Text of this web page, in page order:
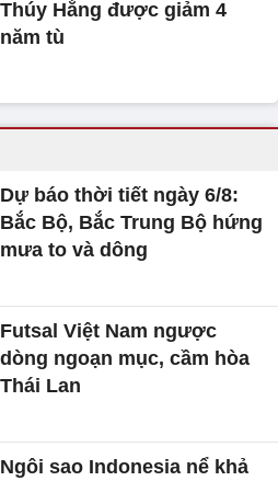
Thúy Hằng được giảm 4
năm tù
Dự báo thời tiết ngày 6/8:
Bắc Bộ, Bắc Trung Bộ hứng
mưa to và dông
Futsal Việt Nam ngược
dòng ngoạn mục, cầm hòa
Thái Lan
Ngôi sao Indonesia nể khả